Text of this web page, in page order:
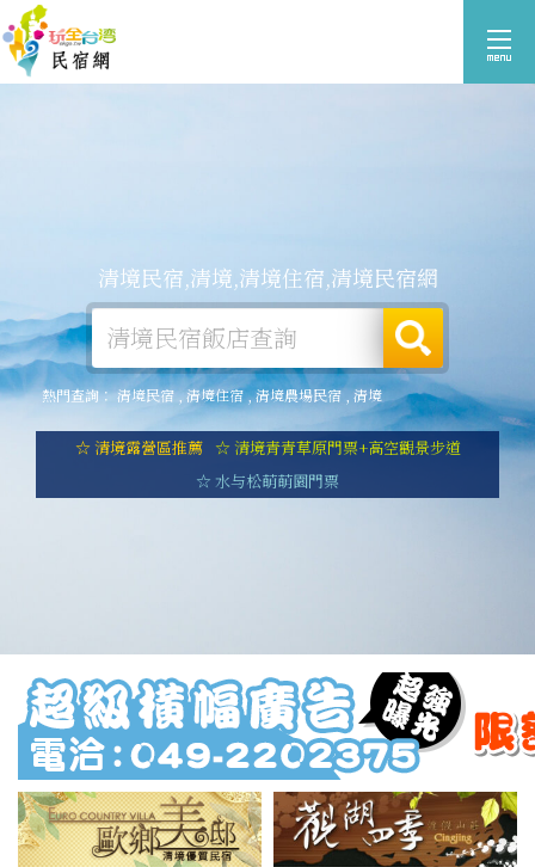
清境民宿,清境,清境住宿,清境民宿網
熱門查詢：清境民宿,清境住宿,清境農場民宿,清境
☆ 清境露營區推薦
☆ 清境青青草原門票+高空觀景步道
☆ 水与松萌萌園門票